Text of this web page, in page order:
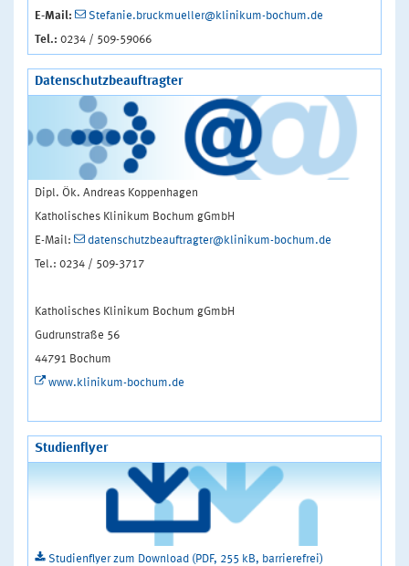
E-Mail:
Stefanie.bruckmueller@klinikum-bochum.de
Tel.: 0234 / 509-59066
Datenschutzbeauftragter
Dipl. Ök. Andreas Koppenhagen
Katholisches Klinikum Bochum gGmbH
E-Mail:
datenschutzbeauftragter@klinikum-bochum.de
Tel.: 0234 / 509-3717
Katholisches Klinikum Bochum gGmbH
Gudrunstraße 56
44791 Bochum
www.klinikum-bochum.de
Studienflyer
Studienflyer zum Download (PDF, 255 kB, barrierefrei)